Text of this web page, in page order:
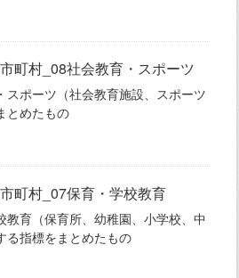
町村_08社会教育・スポーツ
スポーツ（社会教育施設、スポーツ
とめたもの
町村_07保育・学校教育
教育（保育所、幼稚園、小学校、中
る指標をまとめたもの